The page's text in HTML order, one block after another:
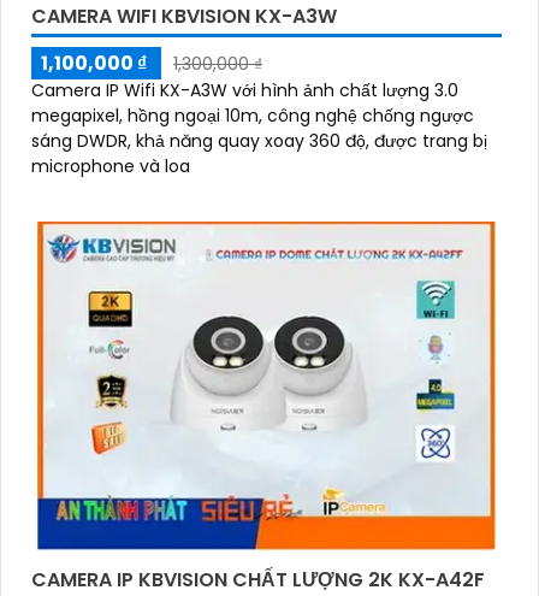
CAMERA WIFI KBVISION KX-A3W
1,100,000 ₫
1,300,000 ₫
Camera IP Wifi KX-A3W với hình ảnh chất lượng 3.0
megapixel, hồng ngoại 10m, công nghệ chống ngược
sáng DWDR, khả năng quay xoay 360 độ, được trang bị
microphone và loa
CAMERA IP KBVISION CHẤT LƯỢNG 2K KX-A42F